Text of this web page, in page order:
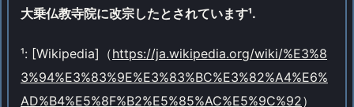
大乗仏教寺院に改宗したとされています¹.
¹: [Wikipedia]（https://ja.wikipedia.org/wiki/%E3%8
3%94%E3%83%9E%E3%83%BC%E3%82%A4%E6%
AD%B4%E5%8F%B2%E5%85%AC%E5%9C%92）